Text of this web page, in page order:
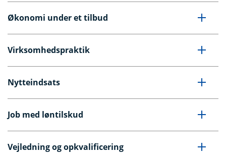
Økonomi under et tilbud
Virksomhedspraktik
Nytteindsats
Job med løntilskud
Vejledning og opkvalificering